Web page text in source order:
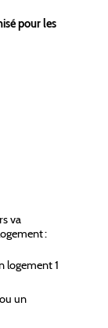
pour les
va
:
logement 1
un